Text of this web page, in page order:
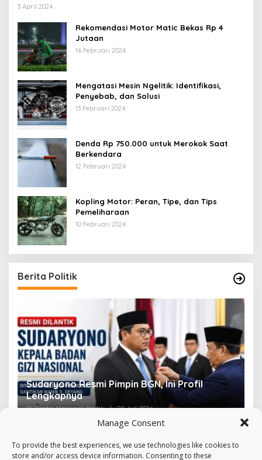
Manage Consent
To provide the best experiences, we use technologies like cookies to
store and/or access device information. Consenting to these
3 April 2024
Rekomendasi Motor Matic Bekas Rp 4
Jutaan
16 Februari 2024
Mengatasi Mesin Ngelitik: Identifikasi,
Penyebab, dan Solusi
13 Februari 2024
Denda Rp 750.000 untuk Merokok Saat
Berkendara
12 Februari 2024
Kopling Motor: Peran, Tipe, dan Tips
Pemeliharaan
10 Februari 2024
Berita Politik
Sudaryono Resmi Pimpin BGN, Ini Profil
Lengkapnya
Di Berita, Nasional, Politik | 22 Juli 2026 Di